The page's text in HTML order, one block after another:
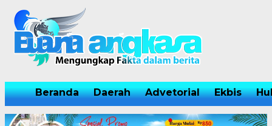
Beranda Daerah Advetorial Ekbis